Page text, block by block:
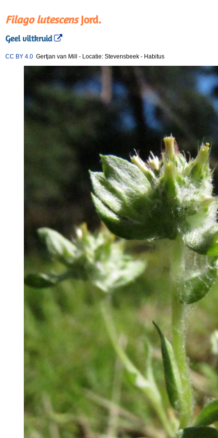
Filago lutescensJord.
Geel viltkruid
CC BY 4.0 Gertjan van Mill - Locatie: Stevensbeek - Habitus